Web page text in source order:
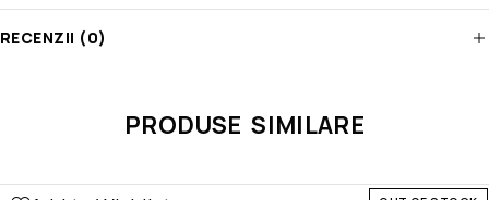
RECENZII (0)
PRODUSE SIMILARE